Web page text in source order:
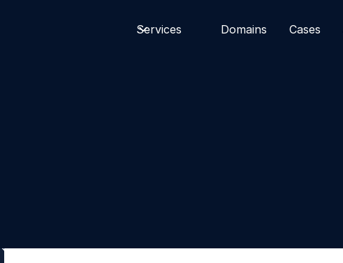
Services Domains Cases